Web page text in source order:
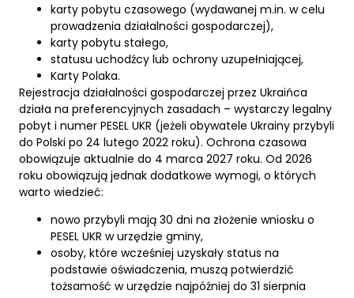
karty pobytu czasowego (wydawanej m.in. w celu
prowadzenia działalności gospodarczej),
karty pobytu stałego,
statusu uchodźcy lub ochrony uzupełniającej,
Karty Polaka.
Rejestracja działalności gospodarczej przez Ukraińca
działa na preferencyjnych zasadach – wystarczy legalny
pobyt i numer PESEL UKR (jeżeli obywatele Ukrainy przybyli
do Polski po 24 lutego 2022 roku). Ochrona czasowa
obowiązuje aktualnie do 4 marca 2027 roku. Od 2026
roku obowiązują jednak dodatkowe wymogi, o których
warto wiedzieć:
nowo przybyli mają 30 dni na złożenie wniosku o
PESEL UKR w urzędzie gminy,
osoby, które wcześniej uzyskały status na
podstawie oświadczenia, muszą potwierdzić
tożsamość w urzędzie najpóźniej do 31 sierpnia